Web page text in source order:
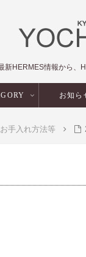
新HERMES情報から、
お知ら
手入れ方法等